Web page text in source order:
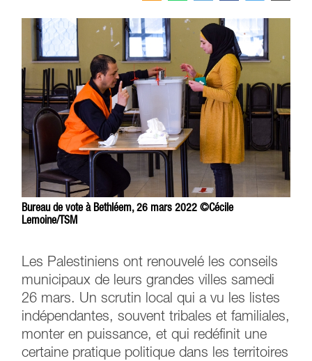
Bureau de vote à Bethléem, 26 mars 2022 ©Cécile
Lemoine/TSM
Les Palestiniens ont renouvelé les conseils
municipaux de leurs grandes villes samedi
26 mars. Un scrutin local qui a vu les listes
indépendantes, souvent tribales et familiales,
monter en puissance, et qui redéfinit une
certaine pratique politique dans les territoires